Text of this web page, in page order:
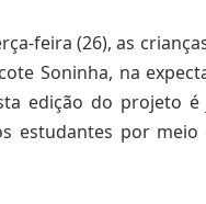
feira (26), as
Soninha, na
edição do projeto
estudantes por meio